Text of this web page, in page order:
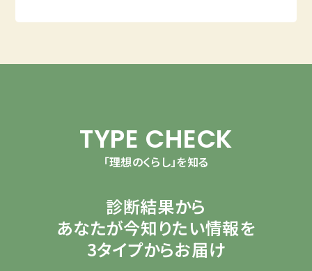
TYPE CHECK
「理想のくらし」を知る
診断結果から
あなたが今知りたい情報を
3タイプからお届け